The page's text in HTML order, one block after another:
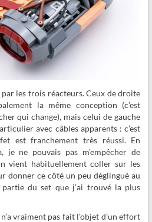
les trois réacteurs. Ceux de droite
la même conception (c’est
qui change), mais celui de gauche
avec câbles apparents : c’est
est franchement très réussi. En
je ne pouvais pas m’empêcher de
vient habituellement coller sur les
donner ce côté un peu déglingué au
du set que j’ai trouvé la plus
vraiment pas fait l’objet d’un effort